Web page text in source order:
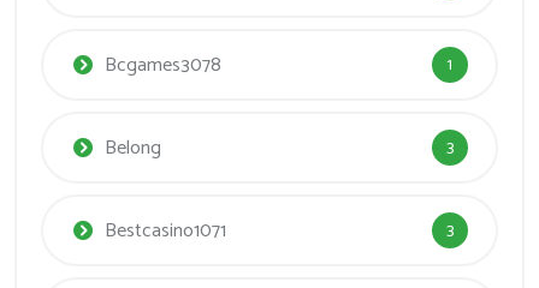
Bcgames3078 1
Belong 3
Bestcasino1071 3